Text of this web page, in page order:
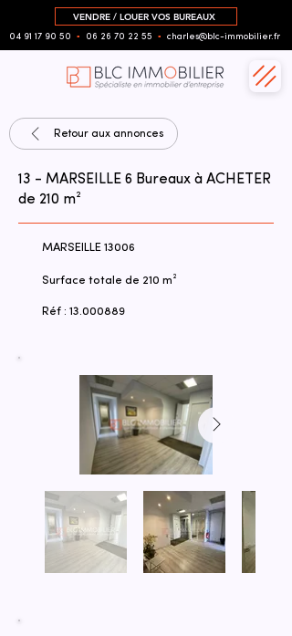
VENDRE / LOUER VOS BUREAUX
04 91 17 90 50 ▪︎ 06 26 70 22 55 ▪︎ charles@blc-immobilier.fr
Retour aux annonces
13 - MARSEILLE 6 Bureaux à ACHETER
de 210 m²
MARSEILLE 13006
Surface totale de 210 m²
Réf : 13.000889